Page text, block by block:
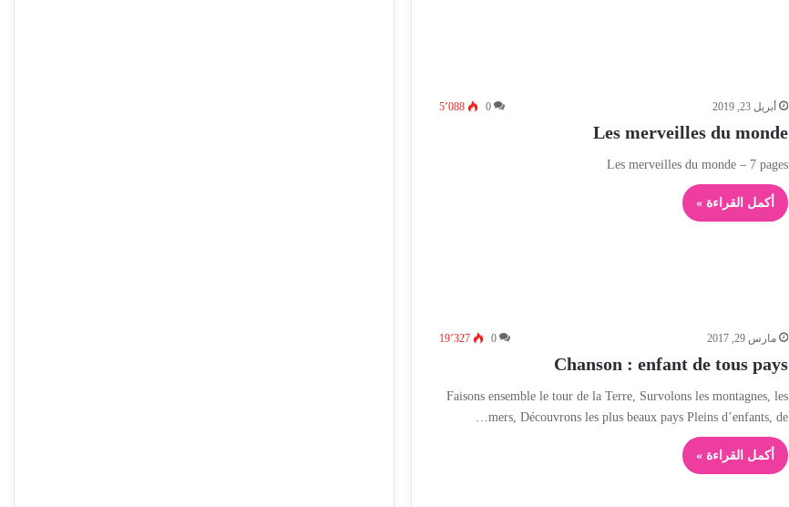
أبريل 23, 2019 0 5٬088
Les merveilles du monde
Les merveilles du monde – 7 pages
أكمل القراءة »
مارس 29, 2017 0 19٬327
Chanson : enfant de tous pays
Faisons ensemble le tour de la Terre, Survolons les montagnes, les
mers, Découvrons les plus beaux pays Pleins d’enfants, de…
أكمل القراءة »